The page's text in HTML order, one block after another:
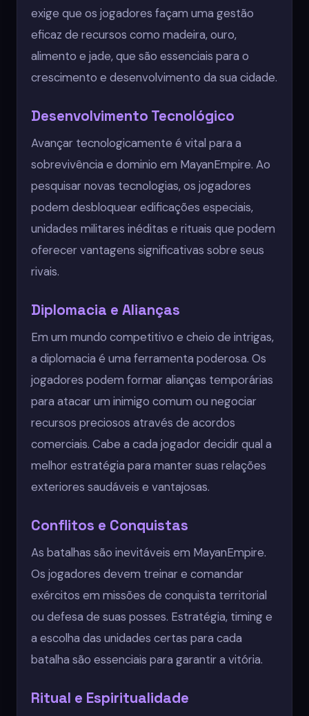
exige que os jogadores façam uma gestão
eficaz de recursos como madeira, ouro,
alimento e jade, que são essenciais para o
crescimento e desenvolvimento da sua cidade.
Desenvolvimento Tecnológico
Avançar tecnologicamente é vital para a
sobrevivência e dominio em MayanEmpire. Ao
pesquisar novas tecnologias, os jogadores
podem desbloquear edificações especiais,
unidades militares inéditas e rituais que podem
oferecer vantagens significativas sobre seus
rivais.
Diplomacia e Alianças
Em um mundo competitivo e cheio de intrigas,
a diplomacia é uma ferramenta poderosa. Os
jogadores podem formar alianças temporárias
para atacar um inimigo comum ou negociar
recursos preciosos através de acordos
comerciais. Cabe a cada jogador decidir qual a
melhor estratégia para manter suas relações
exteriores saudáveis e vantajosas.
Conflitos e Conquistas
As batalhas são inevitáveis em MayanEmpire.
Os jogadores devem treinar e comandar
exércitos em missões de conquista territorial
ou defesa de suas posses. Estratégia, timing e
a escolha das unidades certas para cada
batalha são essenciais para garantir a vitória.
Ritual e Espiritualidade